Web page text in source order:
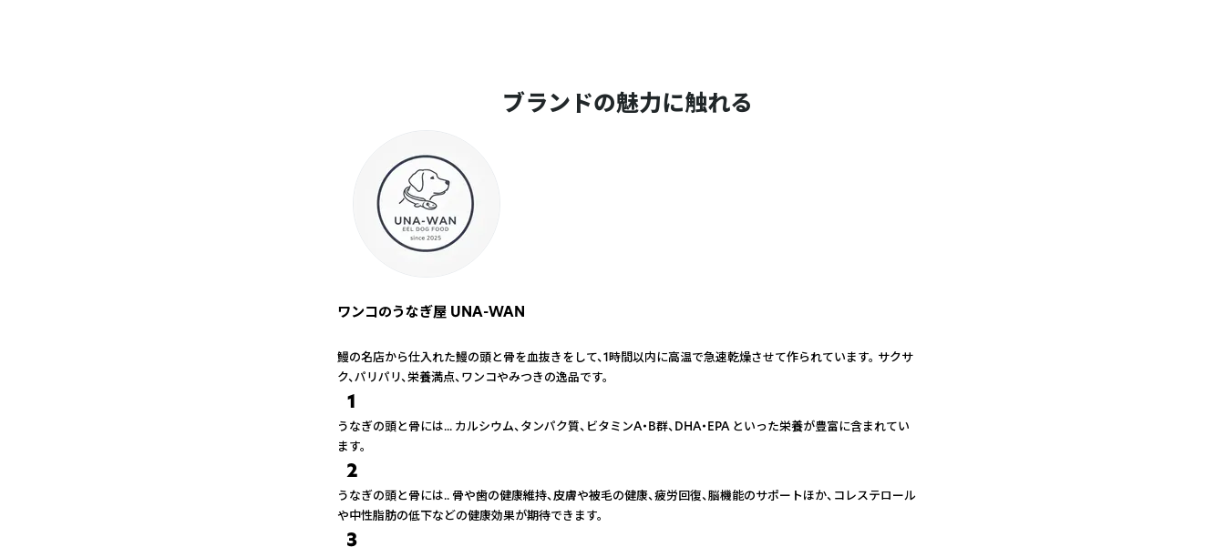
ブランドの魅力に触れる
ワンコのうなぎ屋 UNA-WAN
鰻の名店から仕入れた鰻の頭と骨を血抜きをして、1時間以内に高温で急速乾燥させて作られています。 サクサ
ク、パリパリ、栄養満点、ワンコやみつきの逸品です。
1
うなぎの頭と骨には... カルシウム、タンパク質、ビタミンA・B群、DHA・EPA といった栄養が豊富に含まれてい
ます。
2
うなぎの頭と骨には.. 骨や歯の健康維持、皮膚や被毛の健康、疲労回復、脳機能のサポートほか、コレステロール
や中性脂肪の低下などの健康効果が期待できます。
3